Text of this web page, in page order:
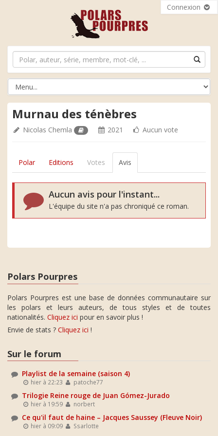
Connexion
Murnau des ténèbres
Nicolas Chemla 2021 Aucun vote
Polar Editions Votes Avis
Aucun avis pour l'instant...
L'équipe du site n'a pas chroniqué ce roman.
Polars Pourpres
Polars Pourpres est une base de données communautaire sur
les polars et leurs auteurs, de tous styles et de toutes
nationalités. Cliquez ici pour en savoir plus !
Envie de stats ? Cliquez ici !
Sur le forum
Playlist de la semaine (saison 4)
hier à 22:23 patoche77
Trilogie Reine rouge de Juan Gómez-Jurado
hier à 19:59 norbert
Ce qu'il faut de haine – Jacques Saussey (Fleuve Noir)
hier à 09:09 Ssarlotte